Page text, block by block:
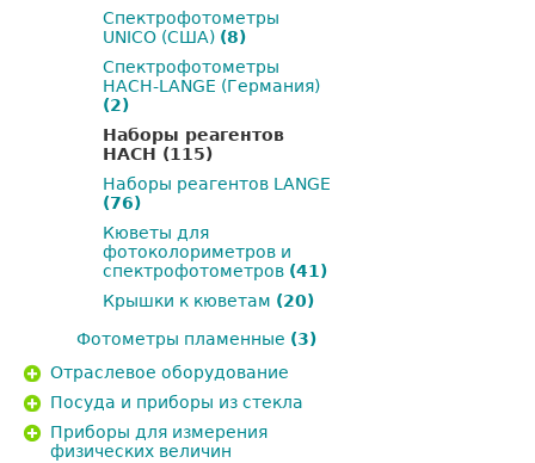
Спектрофотометры
UNICO (США) (8)
Спектрофотометры
HACH-LANGE (Германия)
(2)
Наборы реагентов
HACH (115)
Наборы реагентов LANGE
(76)
Кюветы для
фотоколориметров и
спектрофотометров (41)
Крышки к кюветам (20)
Фотометры пламенные (3)
Отраслевое оборудование
Посуда и приборы из стекла
Приборы для измерения
физических величин